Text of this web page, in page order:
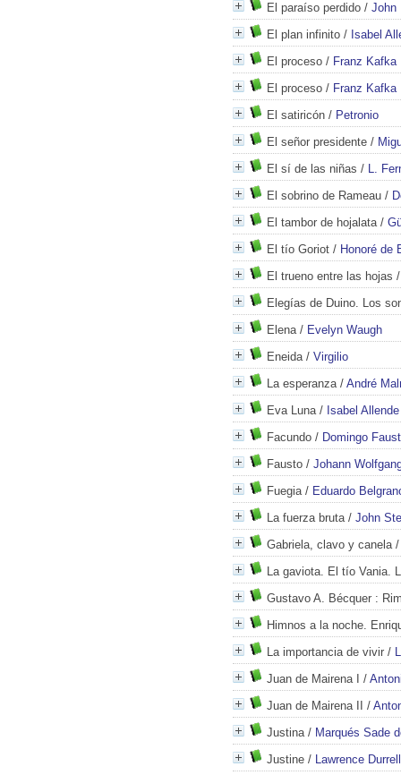
El paraíso perdido / John
El plan infinito / Isabel
El proceso / Franz Kafka
El proceso / Franz Kafka
El satiricón / Petronio
El señor presidente /
El sí de las niñas / L.
El sobrino de Rameau /
El tambor de hojalata/
El tío Goriot / Honoré de
El trueno entre las hojas
Elegías de Duino. Los
Elena/ Evelyn Waugh
Eneida/ Virgilio
La esperanza/ André
Eva Luna/ Isabel Allende
Facundo / Domingo
Fausto / Johann
Fuegia/ Eduardo
La fuerza bruta/ John
Gabriela, clavo y canela
La gaviota. El tío Vania.
Gustavo A. Bécquer :
Himnos a la noche.
La importancia de vivir /
Juan de Mairena I
/
Juan de Mairena II
/
Justina/ Marqués Sade
Justine / Lawrence Durrell